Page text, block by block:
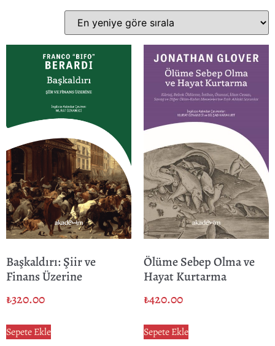
Başkaldırı: Şiir ve
Finans Üzerine
₺320.00
Sepete Ekle
Ölüme Sebep Olma ve
Hayat Kurtarma
₺420.00
Sepete Ekle